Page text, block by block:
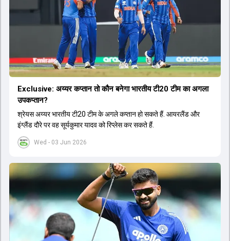
Wed - 03 Jun 2026
Exclusive: अय्यर कप्तान तो कौन बनेगा भारतीय टी20 टीम का अगला
उपकप्तान?
श्रेयस अय्यर भारतीय टी20 टीम के अगले कप्तान हो सकते हैं. आयरलैंड और
इंग्लैंड दौरे पर वह सूर्यकुमार यादव को रिप्लेस कर सकते हैं.